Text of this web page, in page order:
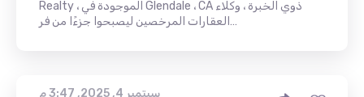
Realty ، الموجودة في Glendale ، CA ذوي الخبرة ، وكلاء
العقارات المرخصين ليصبحوا جزءًا من فر…
سبتمبر 4, 2025, 3:47 م